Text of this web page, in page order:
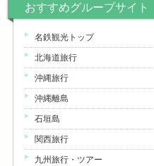
おすすめグループサイト
名鉄観光トップ
北海道旅行
沖縄旅行
沖縄離島
石垣島
関西旅行
九州旅行・ツアー